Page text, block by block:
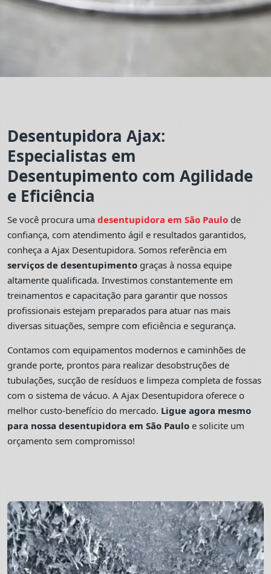
Desentupidora Ajax:
Especialistas em
Desentupimento com Agilidade
e Eficiência
Se você procura umadesentupidora em São Paulo de
confiança, com atendimento ágil e resultados garantidos,
conheça a Ajax Desentupidora. Somos referência em
serviços de desentupimento graças à nossa equipe
altamente qualificada. Investimos constantemente em
treinamentos e capacitação para garantir que nossos
profissionais estejam preparados para atuar nas mais
diversas situações, sempre com eficiência e segurança.
Contamos com equipamentos modernos e caminhões de
grande porte, prontos para realizar desobstruções de
tubulações, sucção de resíduos e limpeza completa de fossas
com o sistema de vácuo. A Ajax Desentupidora oferece o
melhor custo-benefício do mercado. Ligue agora mesmo
para nossa desentupidora em São Paulo e solicite um
orçamento sem compromisso!